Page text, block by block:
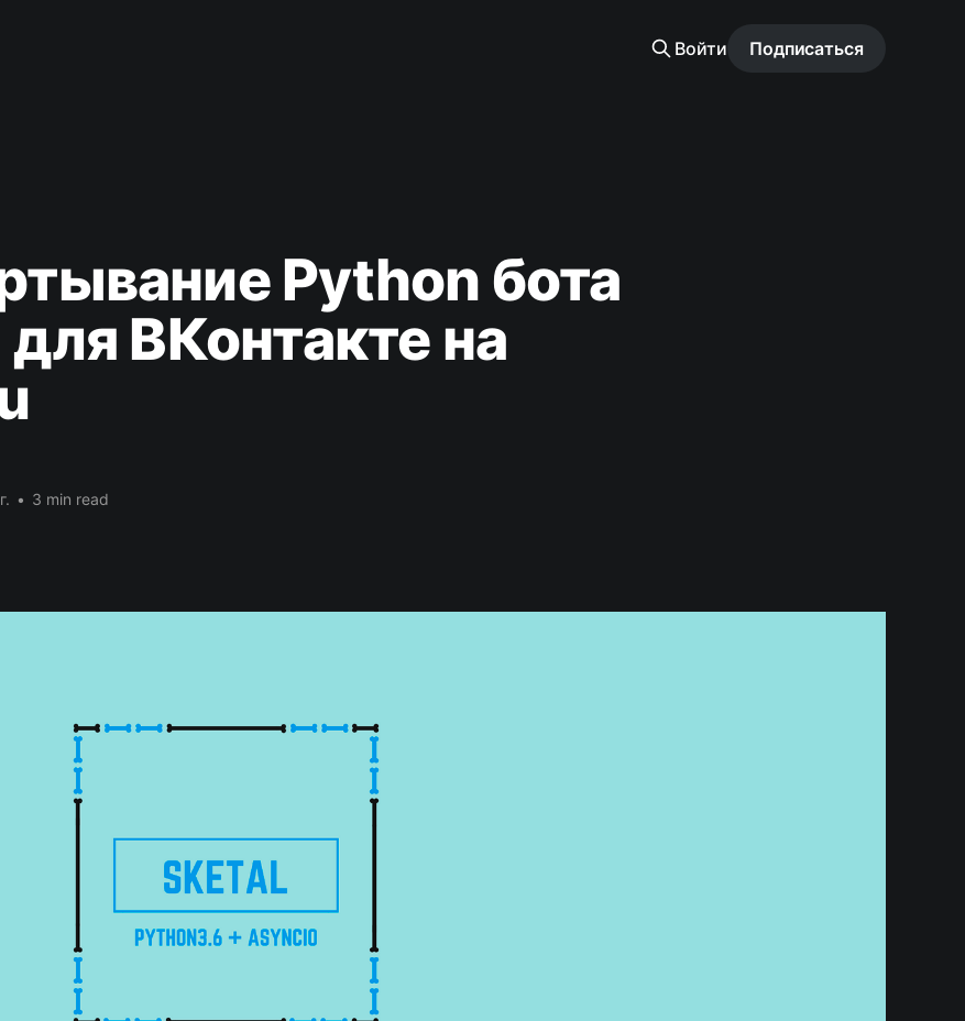
Войти Подписаться
Python бота
ВКонтакте на
• 3 min read